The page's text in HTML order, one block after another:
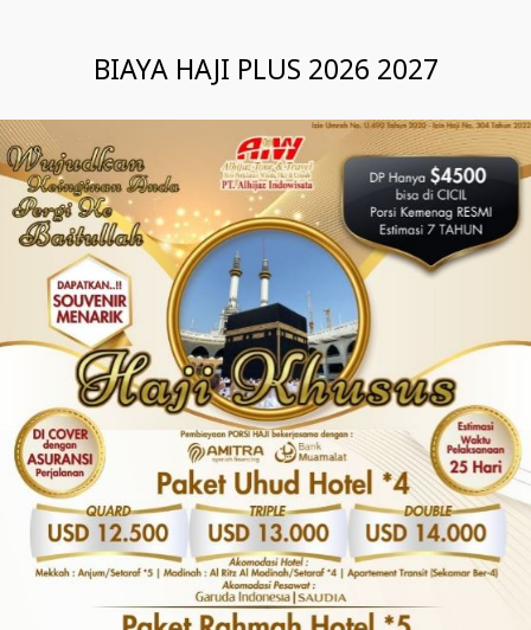
BIAYA HAJI PLUS 2026 2027